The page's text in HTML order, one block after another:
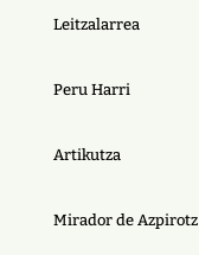
Leitzalarrea
Peru Harri
Artikutza
Mirador de Azpirotz